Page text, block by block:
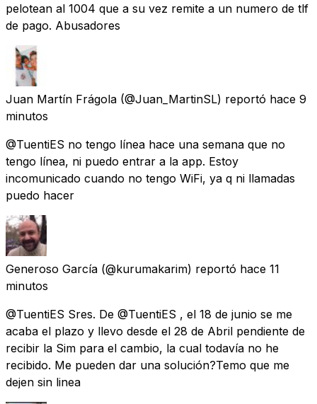
pelotean al 1004 que a su vez remite a un numero de tlf
de pago. Abusadores
Juan Martín Frágola (@Juan_MartinSL) reportó hace 9
minutos
@TuentiES no tengo línea hace una semana que no
tengo línea, ni puedo entrar a la app. Estoy
incomunicado cuando no tengo WiFi, ya q ni llamadas
puedo hacer
Generoso García (@kurumakarim) reportó hace 11
minutos
@TuentiES Sres. De @TuentiES , el 18 de junio se me
acaba el plazo y llevo desde el 28 de Abril pendiente de
recibir la Sim para el cambio, la cual todavía no he
recibido. Me pueden dar una solución?Temo que me
dejen sin linea